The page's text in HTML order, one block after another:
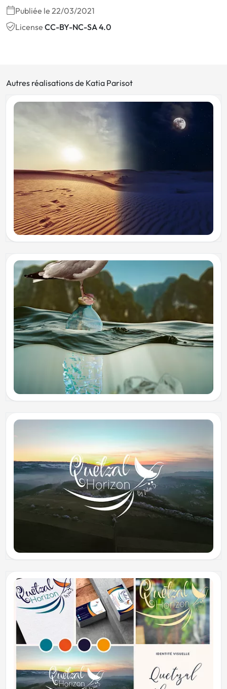
Publiée le 22/03/2021
License CC-BY-NC-SA 4.0
Autres réalisations de Katia Parisot